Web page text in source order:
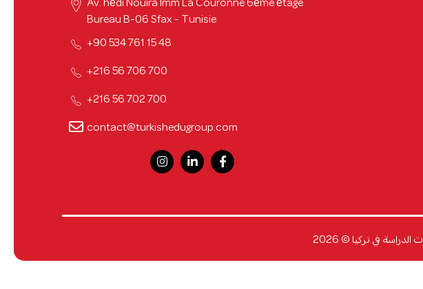
Bureau B-06 Sfax - Tunisie
48 15 761 534 90+
700 706 56 216+
700 702 56 216+
contact@turkishedugroup.com
في تركيا © 2026